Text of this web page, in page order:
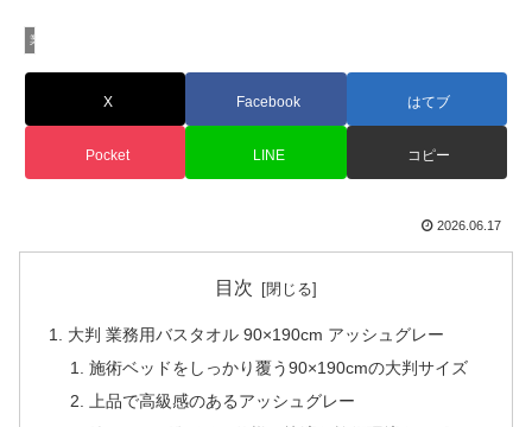
業務用タオル専門店CBC
X Facebook はてブ
Pocket LINE コピー
2026.06.17
目次
大判 業務用バスタオル 90×190cm アッシュグレー
施術ベッドをしっかり覆う90×190cmの大判サイズ
上品で高級感のあるアッシュグレー